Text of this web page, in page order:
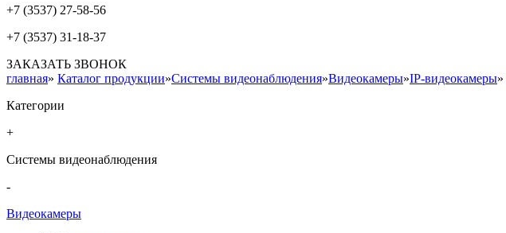
+7 (3537) 27-58-56
+7 (3537) 31-18-37
ЗАКАЗАТЬ ЗВОНОК
главная» Каталог продукции»Системы видеонаблюдения»Видеокамеры»IP-видеокамеры»
Категории
+
Системы видеонаблюдения
-
Видеокамеры